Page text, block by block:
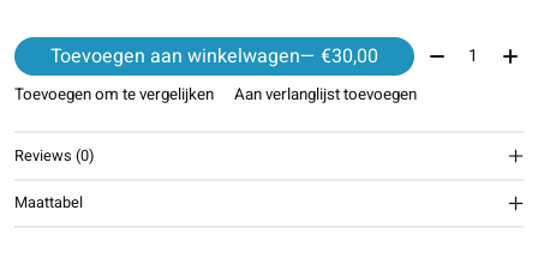
Toevoegen aan winkelwagen — €30,00 Aantal:
Toevoegen om te vergelijken Aan verlanglijst toevoegen
Reviews (0)
Maattabel